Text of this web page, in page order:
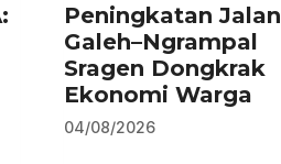
Peningkatan Jalan
Galeh–Ngrampal
Sragen Dongkrak
Ekonomi Warga
04/08/2026